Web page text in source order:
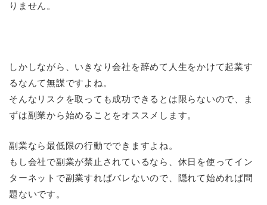
りません。
しかしながら、いきなり会社を辞めて人生をかけて起業す
るなんて無謀ですよね。
そんなリスクを取っても成功できるとは限らないので、ま
ずは副業から始めることをオススメします。
副業なら最低限の行動でできますよね。
もし会社で副業が禁止されているなら、休日を使ってイン
ターネットで副業すればバレないので、隠れて始めれば問
題ないです。